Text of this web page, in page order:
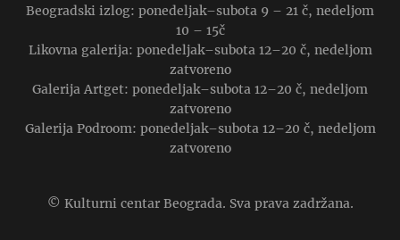
Beogradski izlog: ponedeljak–subota 9 – 21 č, nedeljom
10 – 15č
Likovna galerija: ponedeljak–subota 12–20 č, nedeljom
zatvoreno
Galerija Artget: ponedeljak–subota 12–20 č, nedeljom
zatvoreno
Galerija Podroom: ponedeljak–subota 12–20 č, nedeljom
zatvoreno
© Kulturni centar Beograda. Sva prava zadržana.